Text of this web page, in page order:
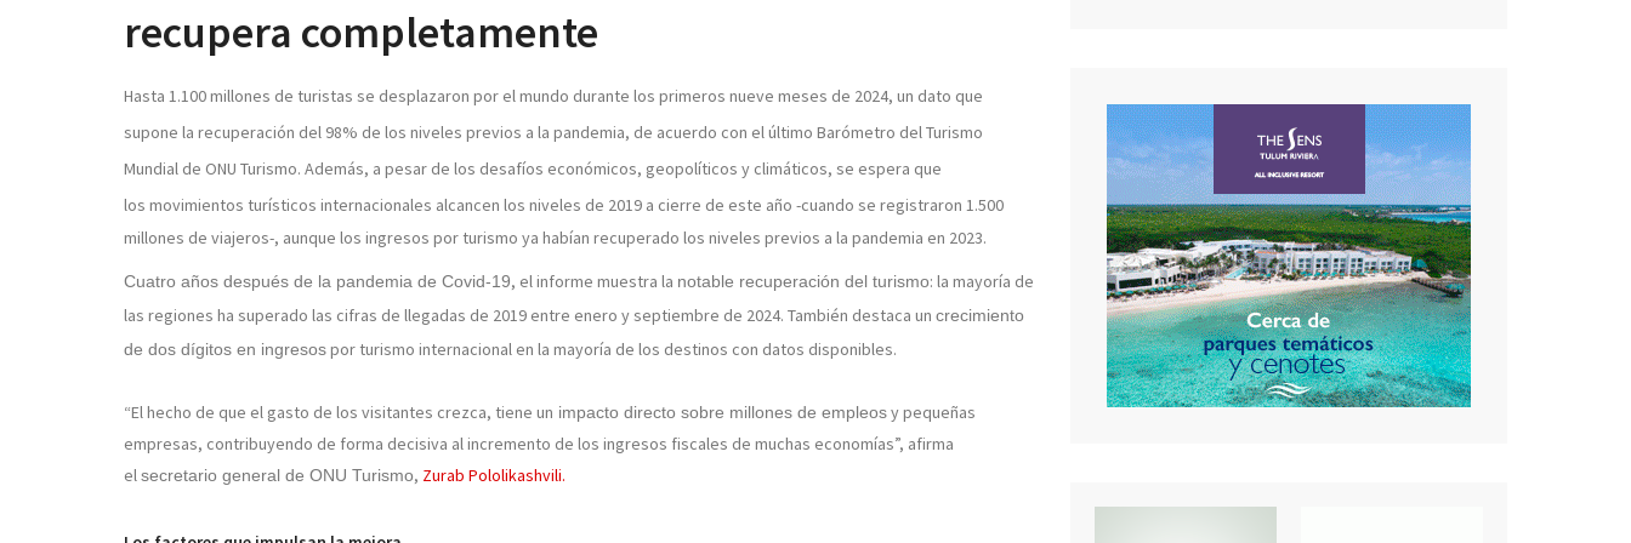
recupera completamente
Hasta 1.100 millones de turistas se desplazaron por el mundo durante los primeros nueve meses de 2024, un dato que
supone la recuperación del 98% de los niveles previos a la pandemia, de acuerdo con el último Barómetro del Turismo
Mundial de ONU Turismo. Además, a pesar de los desafíos económicos, geopolíticos y climáticos, se espera que
los movimientos turísticos internacionales alcancen los niveles de 2019 a cierre de este año -cuando se registraron 1.500
millones de viajeros-, aunque los ingresos por turismo ya habían recuperado los niveles previos a la pandemia en 2023.
Cuatro años después de la pandemia de Covid-19, el informe muestra la notable recuperación del turismo: la mayoría de
las regiones ha superado las cifras de llegadas de 2019 entre enero y septiembre de 2024. También destaca un crecimiento
de dos dígitos en ingresospor turismo internacional en la mayoría de los destinos con datos disponibles.
“El hecho de que el gasto de los visitantes crezca, tiene un impacto directo sobre millones de empleosy pequeñas
empresas, contribuyendo de forma decisiva al incremento de los ingresos fiscales de muchas economías”, afirma
elsecretario general de ONU Turismo, Zurab Pololikashvili.